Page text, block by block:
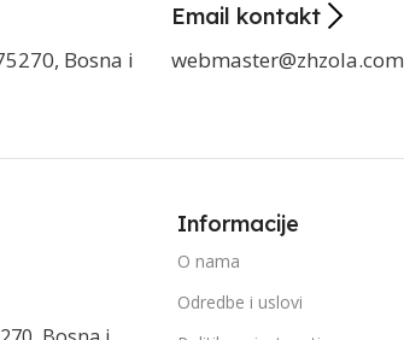
Bosna i
Email kontakt
webmaster@zhzola.com
Informacije
O nama
Odredbe i uslovi